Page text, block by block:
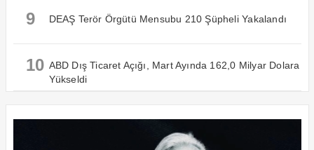
9 DEAŞ Terör Örgütü Mensubu 210 Şüpheli Yakalandı
10 ABD Dış Ticaret Açığı, Mart Ayında 162,0 Milyar Dolara
Yükseldi